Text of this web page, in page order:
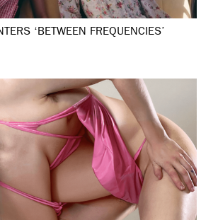
‘BETWEEN FREQUENCIES’